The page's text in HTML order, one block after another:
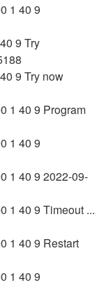
1 40 9
9 Try
9 Try now
1 40 9 Program
1 40 9
1 40 9 2022-09-
1 40 9 Timeout ...
1 40 9 Restart
1 40 9